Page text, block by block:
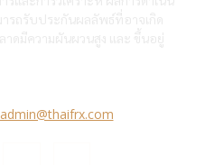
admin@thaifrx.com